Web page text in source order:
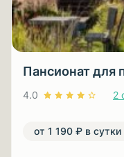
Пансионат для
4.0 2
от 1 190 ₽ в сутки